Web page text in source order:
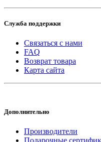
Служба поддержки
Связаться с нами
FAQ
Возврат товара
Карта сайта
Дополнительно
Производители